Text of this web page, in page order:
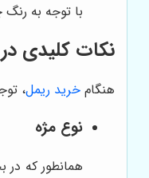
با توجه به
نکات کلیدی
هنگام خرید ریمل،
نوع مژه
همانطور که